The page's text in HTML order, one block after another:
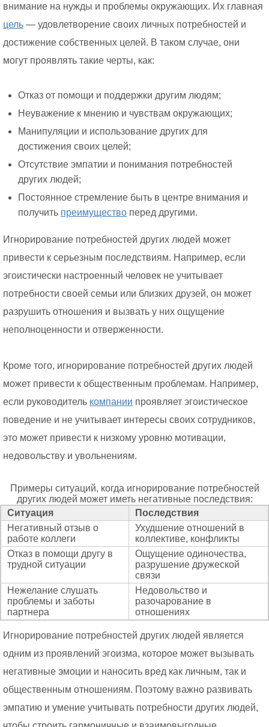
внимание на нужды и проблемы окружающих. Их главная
цель — удовлетворение своих личных потребностей и
достижение собственных целей. В таком случае, они
могут проявлять такие черты, как:
Отказ от помощи и поддержки другим людям;
Неуважение к мнению и чувствам окружающих;
Манипуляции и использование других для
достижения своих целей;
Отсутствие эмпатии и понимания потребностей
других людей;
Постоянное стремление быть в центре внимания и
получить преимущество перед другими.
Игнорирование потребностей других людей может
привести к серьезным последствиям. Например, если
эгоистически настроенный человек не учитывает
потребности своей семьи или близких друзей, он может
разрушить отношения и вызвать у них ощущение
неполноценности и отверженности.
Кроме того, игнорирование потребностей других людей
может привести к общественным проблемам. Например,
если руководитель компании проявляет эгоистическое
поведение и не учитывает интересы своих сотрудников,
это может привести к низкому уровню мотивации,
недовольству и увольнениям.
Примеры ситуаций, когда игнорирование потребностей
других людей может иметь негативные последствия:
Ситуация
Последствия
Негативный отзыв о
работе коллеги
Ухудшение отношений в
коллективе, конфликты
Отказ в помощи другу в
трудной ситуации
Ощущение одиночества,
разрушение дружеской
связи
Нежелание слушать
проблемы и заботы
партнера
Недовольство и
разочарование в
отношениях
Игнорирование потребностей других людей является
одним из проявлений эгоизма, которое может вызывать
негативные эмоции и наносить вред как личным, так и
общественным отношениям. Поэтому важно развивать
эмпатию и умение учитывать потребности других людей,